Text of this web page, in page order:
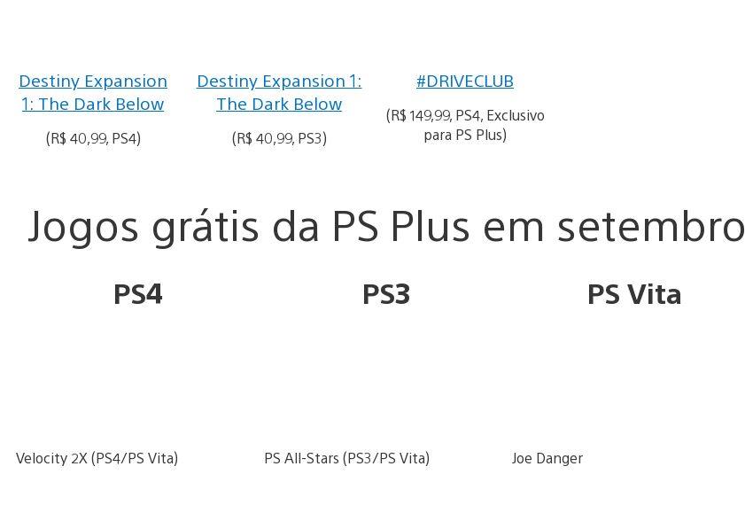
Destiny Expansion
1: The Dark Below
(R$ 40,99, PS4)
Destiny Expansion 1:
The Dark Below
(R$ 40,99, PS3)
#DRIVECLUB
(R$ 149,99, PS4, Exclusivo
para PS Plus)
Jogos grátis da PS Plus em setembro
PS4 PS3 PS Vita
Velocity 2X (PS4/PS Vita) PS All-Stars (PS3/PS Vita) Joe Danger